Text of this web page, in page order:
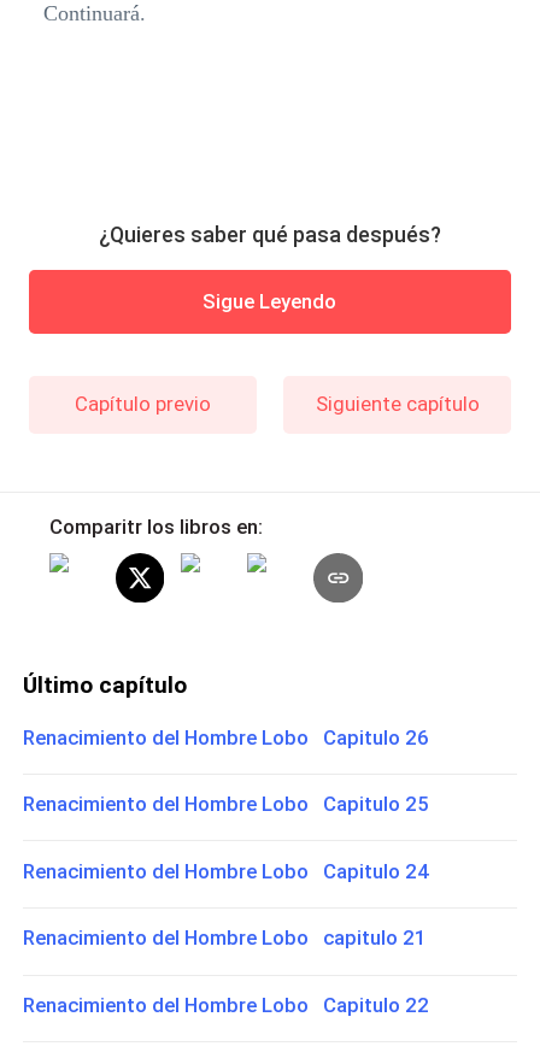
Continuará.
¿Quieres saber qué pasa después?
Sigue Leyendo
Capítulo previo Siguiente capítulo
Comparitr los libros en:
Último capítulo
Renacimiento del Hombre Lobo Capitulo 26
Renacimiento del Hombre Lobo Capitulo 25
Renacimiento del Hombre Lobo Capitulo 24
Renacimiento del Hombre Lobo capitulo 21
Renacimiento del Hombre Lobo Capitulo 22